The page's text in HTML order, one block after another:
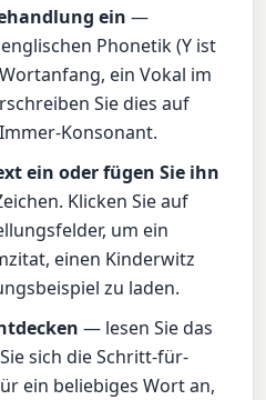
ein —
Phonetik (Y ist
ein Vokal im
Sie dies auf
Konsonant.
ein oder fügen Sie ihn
Klicken Sie auf
um ein
einen Kinderwitz
zu laden.
— lesen Sie das
sich die Schritt-für-
ein beliebiges Wort an,